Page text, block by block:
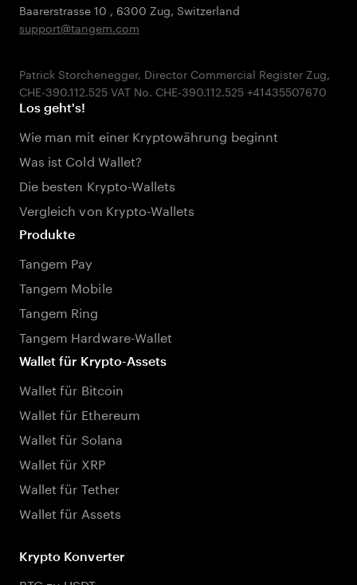
Baarerstrasse 10 , 6300 Zug, Switzerland
support@tangem.com
Patrick Storchenegger, Director Commercial Register Zug,
Los geht's!
Wie man mit einer Kryptowährung beginnt
Was ist Cold Wallet?
Die besten Krypto-Wallets
Vergleich von Krypto-Wallets
Produkte
Tangem Pay
Tangem Mobile
Tangem Ring
Tangem Hardware-Wallet
Wallet für Krypto-Assets
Wallet für Bitcoin
Wallet für Ethereum
Wallet für Solana
Wallet für XRP
Wallet für Tether
Wallet für Assets
Krypto Konverter